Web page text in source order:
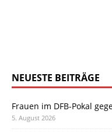
NEUESTE BEITRÄGE
Frauen im DFB-Pokal
5. August 2026